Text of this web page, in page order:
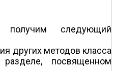
следующий
других методов класса
посвященном